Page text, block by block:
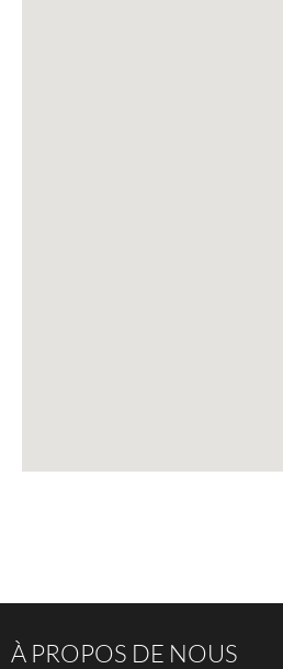
À PROPOS DE NOUS